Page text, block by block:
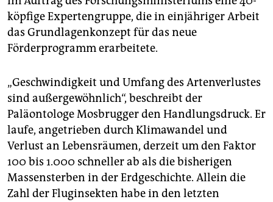
köpfige Expertengruppe, die in einjähriger Arbeit
das Grundlagenkonzept für das neue
Förderprogramm erarbeitete.
„Geschwindigkeit und Umfang des Artenverlustes
sind außergewöhnlich“, beschreibt der
Paläontologe Mosbrugger den Handlungsdruck. Er
laufe, angetrieben durch Klimawandel und
Verlust an Lebens­räumen, derzeit um den Faktor
100 bis 1.000 schneller ab als die bisherigen
Massensterben in der Erdgeschichte. Allein die
Zahl der Fluginsekten habe in den letzten